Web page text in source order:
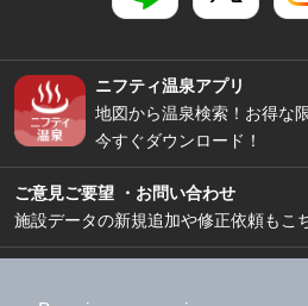
ニフティ温泉アプリ
地図から温泉検索！お得な
今すぐダウンロード！
ご意見ご要望 ・お問い合わせ
施設データの新規追加や修正依頼もこ